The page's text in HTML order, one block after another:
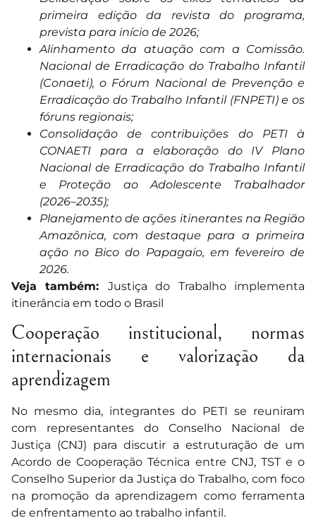
primeira edição da revista do programa,
prevista para início de 2026;
Alinhamento da atuação com a Comissão.
Nacional de Erradicação do Trabalho Infantil
(Conaeti), o Fórum Nacional de Prevenção e
Erradicação do Trabalho Infantil (FNPETI) e os
fóruns regionais;
Consolidação de contribuições do PETI à
CONAETI para a elaboração do IV Plano
Nacional de Erradicação do Trabalho Infantil
e Proteção ao Adolescente Trabalhador
(2026–2035);
Planejamento de ações itinerantes na Região
Amazônica, com destaque para a primeira
ação no Bico do Papagaio, em fevereiro de
2026.
Veja também: Justiça do Trabalho implementa
itinerância em todo o Brasil
Cooperação institucional, normas
internacionais e valorização da
aprendizagem
No mesmo dia, integrantes do PETI se reuniram
com representantes do Conselho Nacional de
Justiça (CNJ) para discutir a estruturação de um
Acordo de Cooperação Técnica entre CNJ, TST e o
Conselho Superior da Justiça do Trabalho, com foco
na promoção da aprendizagem como ferramenta
de enfrentamento ao trabalho infantil.